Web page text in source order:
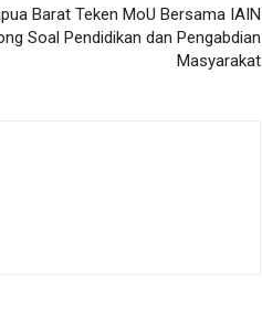
Barat Teken MoU Bersama IAIN
Soal Pendidikan dan Pengabdian
Masyarakat